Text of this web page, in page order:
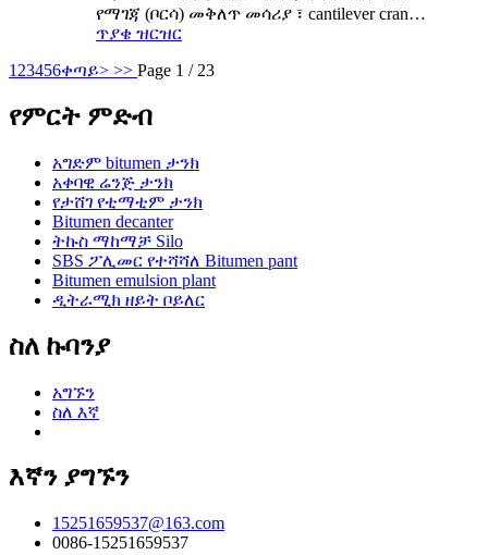
የማገጃ (ቦርሳ) መቅለጥ መሳሪያ ፣ cantilever cran…
ጥያቄ ዝርዝር
1 23456ቀጣይ> >> Page 1 / 23
የምርት ምድብ
አግድም bitumen ታንክ
አቀባዊ ሬንጅ ታንክ
የታሸገ የቲማቲም ታንክ
Bitumen decanter
ትኩስ ማከማቻ Silo
SBS ፖሊመር የተሻሻለ Bitumen pant
Bitumen emulsion plant
ዲትራሚክ ዘይት ቦይለር
ስለ ኩባንያ
አግኙን
ስለ እኛ
እኛን ያግኙን
15251659537@163.com
0086-15251659537